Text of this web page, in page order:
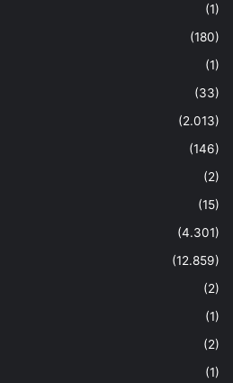
(1)
(180)
(1)
(33)
(2.013)
(146)
(2)
(15)
(4.301)
(12.859)
(2)
(1)
(2)
(1)